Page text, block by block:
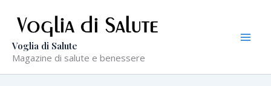
contenuto
Voglia di Salute
Magazine di salute e benessere